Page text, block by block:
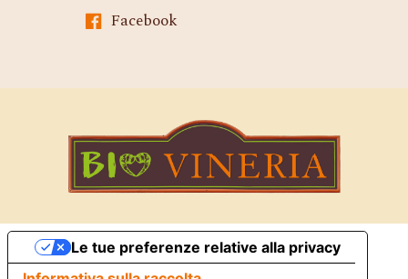
Facebook
Le tue preferenze relative alla privacy